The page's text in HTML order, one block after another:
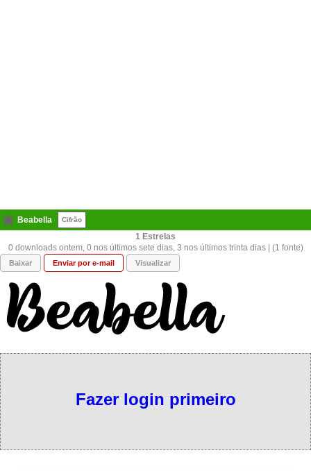
Beabella Cifrão
1
0 downloads ontem, 0 nos últimos sete dias, 3 nos últimos trinta dias | (1 fonte)
Baixar Enviar por e-mail Visualizar
Fazer login primeiro